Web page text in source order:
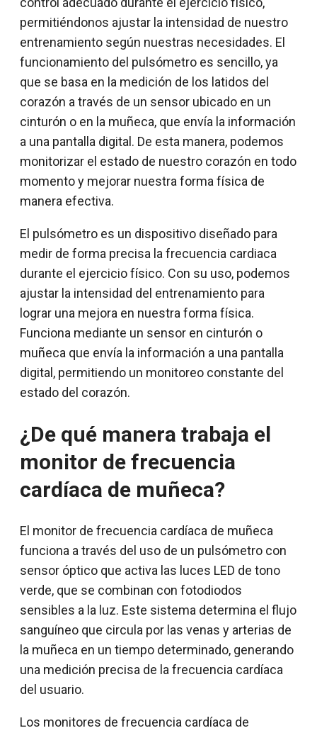
permitiéndonos ajustar la intensidad de nuestro
entrenamiento según nuestras necesidades. El
funcionamiento del pulsómetro es sencillo, ya
que se basa en la medición de los latidos del
corazón a través de un sensor ubicado en un
cinturón o en la muñeca, que envía la información
a una pantalla digital. De esta manera, podemos
monitorizar el estado de nuestro corazón en todo
momento y mejorar nuestra forma física de
manera efectiva.
El pulsómetro es un dispositivo diseñado para
medir de forma precisa la frecuencia cardiaca
durante el ejercicio físico. Con su uso, podemos
ajustar la intensidad del entrenamiento para
lograr una mejora en nuestra forma física.
Funciona mediante un sensor en cinturón o
muñeca que envía la información a una pantalla
digital, permitiendo un monitoreo constante del
estado del corazón.
¿De qué manera trabaja el
monitor de frecuencia
cardíaca de muñeca?
El monitor de frecuencia cardíaca de muñeca
funciona a través del uso de un pulsómetro con
sensor óptico que activa las luces LED de tono
verde, que se combinan con fotodiodos
sensibles a la luz. Este sistema determina el flujo
sanguíneo que circula por las venas y arterias de
la muñeca en un tiempo determinado, generando
una medición precisa de la frecuencia cardíaca
del usuario.
Los monitores de frecuencia cardíaca de